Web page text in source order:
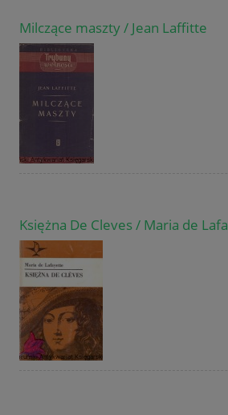
Milczące maszty / Jean Laffitte
Księżna De Cleves / Maria de